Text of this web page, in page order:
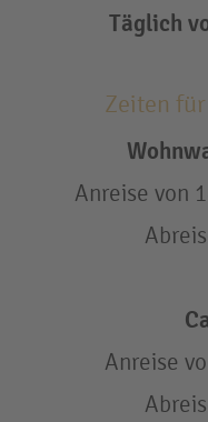
Täglich
Zeiten
Anreise von
Anreise